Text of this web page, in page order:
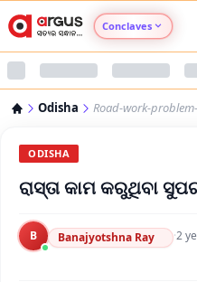
Conclaves
Argus
Argus
Odisha Road-work-
ODISHA
ରାସ୍ତା କାମ କରୁଥିବା
B Banajyotshna Ray ·2